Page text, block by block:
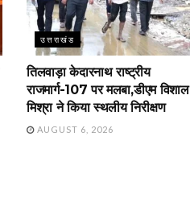
उत्तराखंड
तिलवाड़ा केदारनाथ राष्ट्रीय
राजमार्ग-107 पर मलबा,डीएम विशाल
मिश्रा ने किया स्थलीय निरीक्षण
AUGUST 6, 2026